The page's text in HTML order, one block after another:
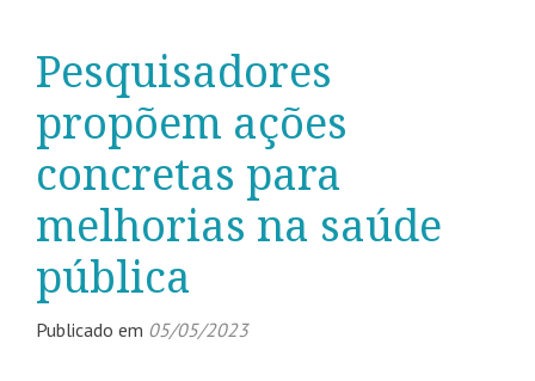
Pesquisadores
propõem ações
concretas para
melhorias na saúde
pública
Publicado em 05/05/2023